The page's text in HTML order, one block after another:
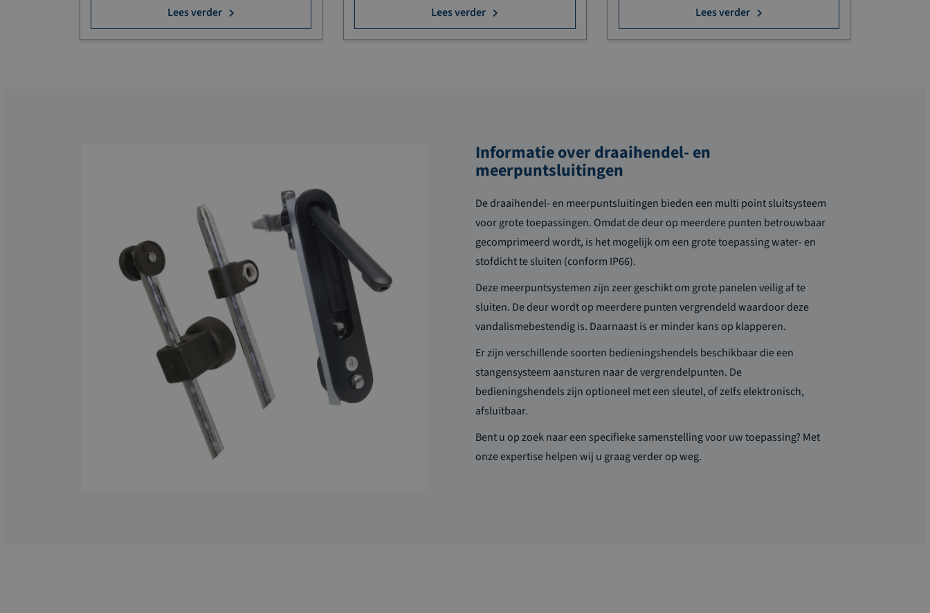
Lees verder Lees verder Lees verder
Informatie over draaihendel- en
meerpuntsluitingen
De draaihendel- en meerpuntsluitingen biedeneen multi point sluitsysteem
voor grote toepassingen. Omdat de deur op meerdere punten betrouwbaar
gecomprimeerd wordt, is het mogelijk om een grote toepassing water- en
stofdicht te sluiten (conform IP66).
Dezemeerpuntsystemenzijn zeer geschikt om grote panelen veilig af te
sluiten. De deur wordt op meerdere punten vergrendeld waardoor deze
vandalismebestendig is. Daarnaast is er minder kans op klapperen.
Er zijn verschillende soorten bedieningshendels beschikbaar die een
stangensysteem aansturen naar de vergrendelpunten. De
bedieningshendels zijn optioneel met een sleutel, of zelfs elektronisch,
afsluitbaar.
Bent u op zoek naar een specifieke samenstelling voor uw toepassing? Met
onze expertise helpen wij u graagverder op weg.